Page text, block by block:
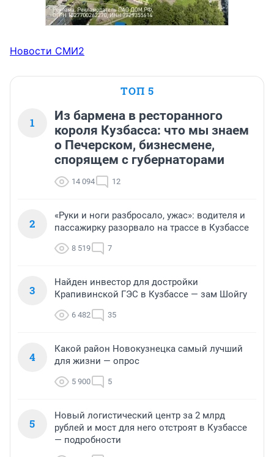
Новости СМИ2
ТОП 5
1
Из бармена в ресторанного
короля Кузбасса: что мы знаем
о Печерском, бизнесмене,
спорящем с губернаторами
14 094 12
2
«Руки и ноги разбросало, ужас»: водителя и
пассажирку разорвало на трассе в Кузбассе
8 519 7
3
Найден инвестор для достройки
Крапивинской ГЭС в Кузбассе — зам Шойгу
6 482 35
4
Какой район Новокузнецка самый лучший
для жизни — опрос
5 900 5
5
Новый логистический центр за 2 млрд
рублей и мост для него отстроят в Кузбассе
— подробности